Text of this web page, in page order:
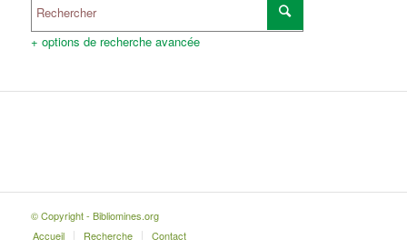
+ options de recherche avancée
© Copyright - Bibliomines.org
Accueil
Recherche Contact